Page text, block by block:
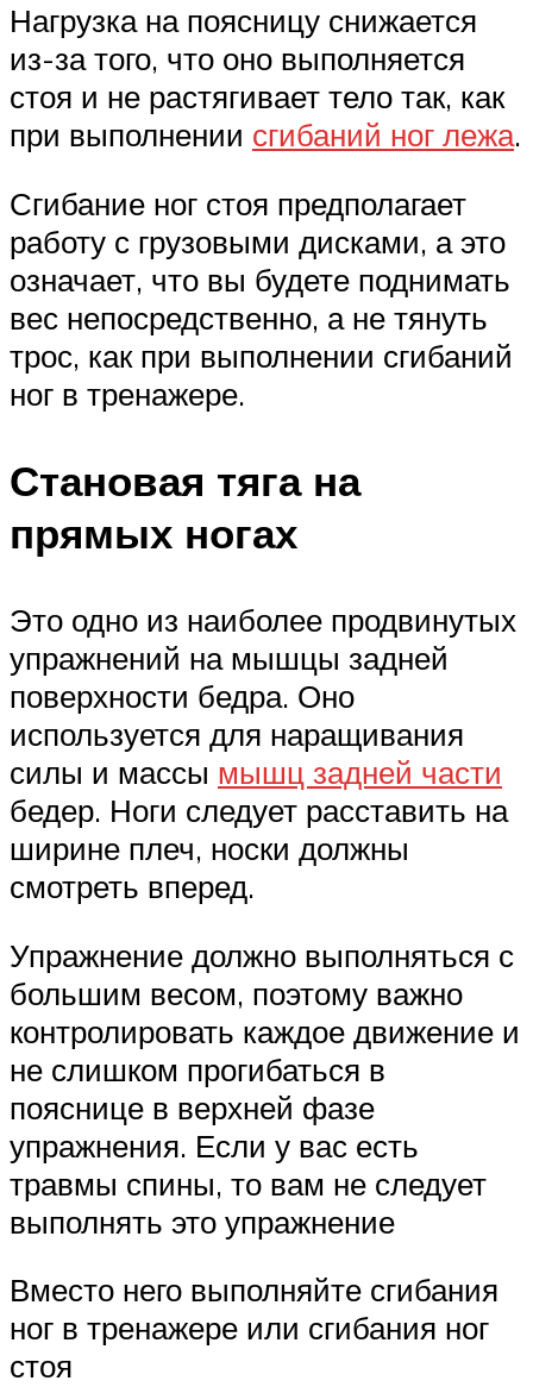
Нагрузка на поясницу снижается
из-за того, что оно выполняется
стоя и не растягивает тело так, как
при выполнении сгибаний ног лежа.
Сгибание ног стоя предполагает
работу с грузовыми дисками, а это
означает, что вы будете поднимать
вес непосредственно, а не тянуть
трос, как при выполнении сгибаний
ног в тренажере.
Становая тяга на
прямых ногах
Это одно из наиболее продвинутых
упражнений на мышцы задней
поверхности бедра. Оно
используется для наращивания
силы и массы мышц задней части
бедер. Ноги следует расставить на
ширине плеч, носки должны
смотреть вперед.
Упражнение должно выполняться с
большим весом, поэтому важно
контролировать каждое движение и
не слишком прогибаться в
пояснице в верхней фазе
упражнения. Если у вас есть
травмы спины, то вам не следует
выполнять это упражнение
Вместо него выполняйте сгибания
ног в тренажере или сгибания ног
стоя